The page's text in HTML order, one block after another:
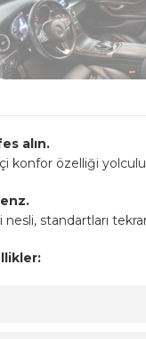
alın.
konfor özelliği
nesli, standartları